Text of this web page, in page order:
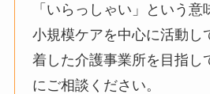
「いらっしゃい」という意
小規模ケアを中心に活動し
着した介護事業所を目指し
にご相談ください。